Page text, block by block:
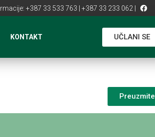
+387 33 533 763 | +387 33 233 062 |
KONTAKT UČLANI SE
Preuzmite